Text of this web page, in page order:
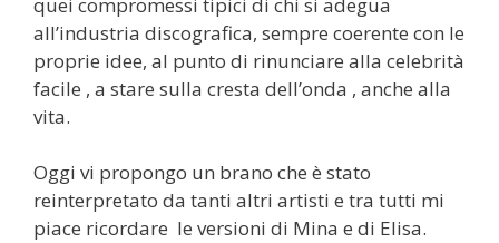
all’industria discografica, sempre coerente con le
proprie idee, al punto di rinunciare alla celebrità
facile , a stare sulla cresta dell’onda , anche alla
vita.
Oggi vi propongo un brano che è stato
reinterpretato da tanti altri artisti e tra tutti mi
piace ricordare le versioni di Mina e di Elisa.